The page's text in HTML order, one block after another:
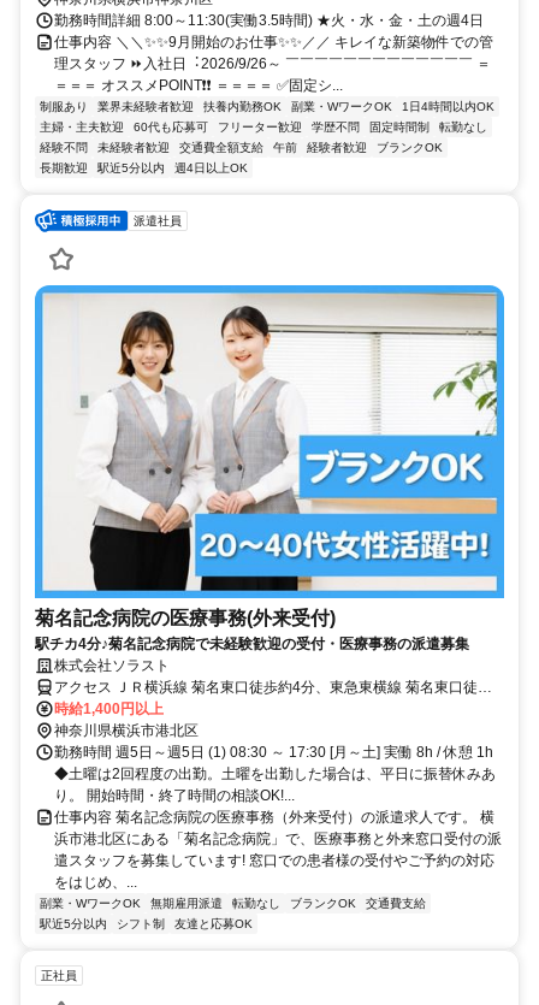
勤務時間詳細 8:00～11:30(実働3.5時間) ★火・水・金・土の週4日
仕事内容 ＼＼✨✨9⽉開始のお仕事✨✨／／ キレイな新築物件での管
理スタッフ ⏩⼊社⽇︓2026/9/26～ ￣￣￣￣￣￣￣￣￣￣￣￣￣ ＝
＝＝＝ オススメPOINT❗❗ ＝＝＝＝ ✅固定シ...
制服あり 業界未経験者歓迎 扶養内勤務OK 副業・WワークOK
1日4時間以内OK
主婦・主夫歓迎
60代も応募可 フリーター歓迎 学歴不問 固定時間制
転勤なし
経験不問
未経験者歓迎 交通費全額支給 午前 経験者歓迎
ブランクOK
長期歓迎
駅近5分以内 週4日以上OK
派遣社員
菊名記念病院の医療事務(外来受付)
駅チカ4分♪菊名記念病院で未経験歓迎の受付・医療事務の派遣募集
株式会社ソラスト
アクセス ＪＲ横浜線 菊名東口徒歩約4分、東急東横線 菊名東口徒歩
約4分、東急東横線 妙蓮寺正面口徒歩約17分 「菊名駅」徒歩4分,敷地
内全て禁煙
時給1,400円以上
神奈川県横浜市港北区
勤務時間 週5日～週5日 (1) 08:30 ～ 17:30 [月～土] 実働 8h / 休憩 1h
◆土曜は2回程度の出勤。土曜を出勤した場合は、平日に振替休みあ
り。 開始時間・終了時間の相談OK!...
仕事内容 菊名記念病院の医療事務（外来受付）の派遣求人です。 横
浜市港北区にある「菊名記念病院」で、医療事務と外来窓口受付の派
遣スタッフを募集しています! 窓口での患者様の受付やご予約の対応
をはじめ、...
副業・WワークOK 無期雇用派遣 転勤なし ブランクOK
交通費支給
駅近5分以内
シフト制 友達と応募OK
正社員